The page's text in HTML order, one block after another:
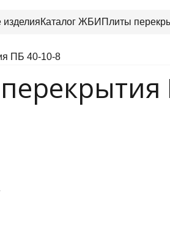
Каталог ЖБИ Плиты